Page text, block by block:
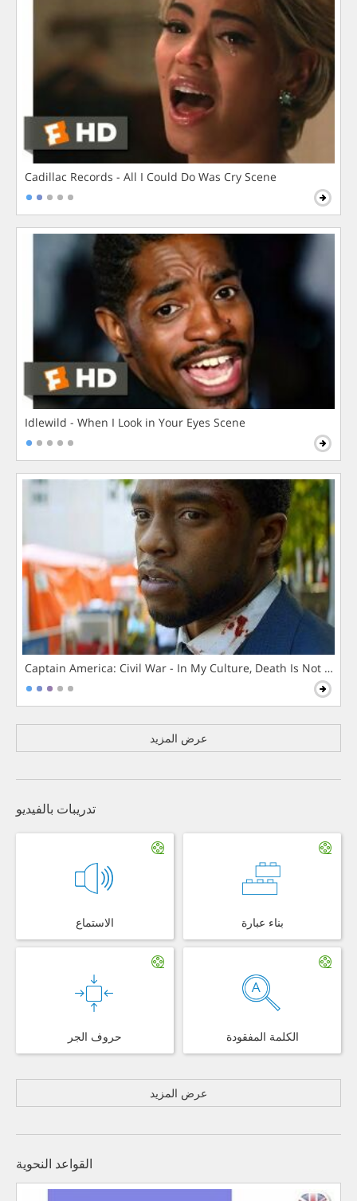
Cadillac Records - All I Could Do Was Cry Scene
Idlewild - When I Look in Your Eyes Scene
Captain America: Civil War - In My Culture, Death Is Not The
عرض المزيد
تدريبات بالفيديو
الاستماع بناء عبارة
حروف الجر الكلمة المفقودة
عرض المزيد
القواعد النحوية